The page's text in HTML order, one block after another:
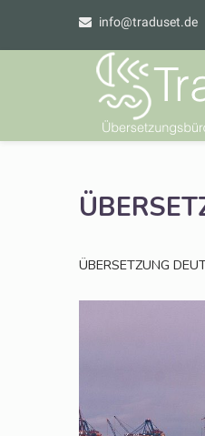
info@traduset.de
ÜBERSETZUNG